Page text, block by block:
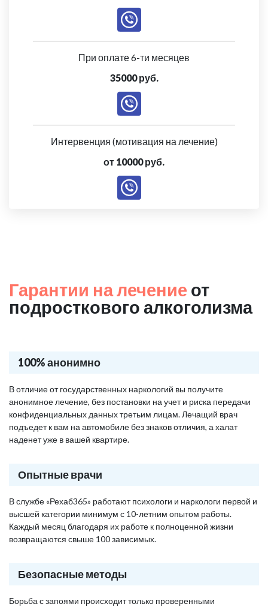
При оплате 6-ти месяцев
35000 руб.
Интервенция (мотивация на лечение)
от 10000 руб.
Гарантии на лечение от
подросткового алкоголизма
100% анонимно
В отличие от государственных наркологий вы получите
анонимное лечение, без постановки на учет и риска передачи
конфиденциальных данных третьим лицам. Лечащий врач
подъедет к вам на автомобиле без знаков отличия, а халат
наденет уже в вашей квартире.
Опытные врачи
В службе «Рехаб365» работают психологи и наркологи первой и
высшей категории минимум с 10-летним опытом работы.
Каждый месяц благодаря их работе к полноценной жизни
возвращаются свыше 100 зависимых.
Безопасные методы
Борьба с запоями происходит только проверенными